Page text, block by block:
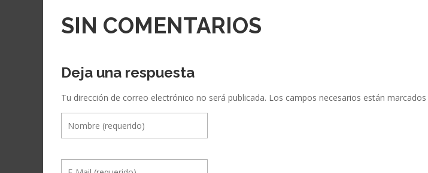
SIN COMENTARIOS
Deja una respuesta
Tu dirección de correo electrónico no será publicada. Los campos necesarios están marcados